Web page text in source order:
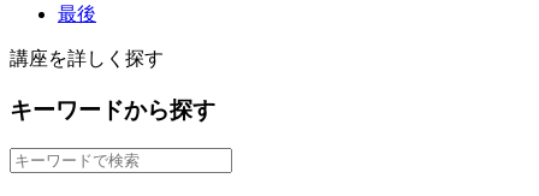
最後
講座を詳しく探す
キーワードから探す